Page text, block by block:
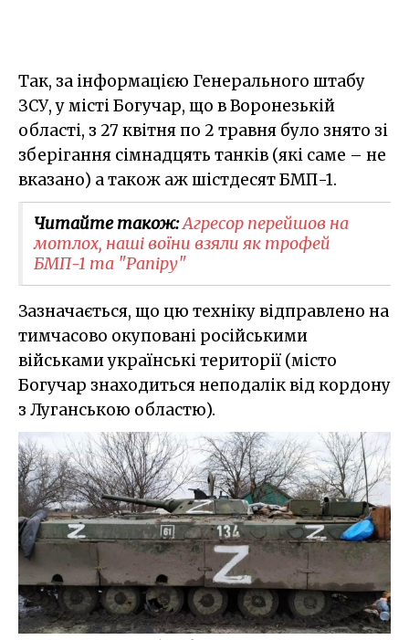
Так, за інформацією Генерального штабу
ЗСУ, у місті Богучар, що в Воронезькій
області, з 27 квітня по 2 травня було знято зі
зберігання сімнадцять танків (які саме – не
вказано) а також аж шістдесят БМП-1.
Читайте також:Агресор перейшов на
мотлох, наші воїни взяли як трофей
БМП-1 та "Рапіру"
Зазначається, що цю техніку відправлено на
тимчасово окуповані російськими
військами українські території (місто
Богучар знаходиться неподалік від кордону
з Луганською областю).